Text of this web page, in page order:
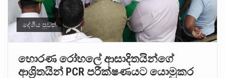
දේශීය පුවත්
හොරණ රෝහලේ ආසාදිතයින්ගේ
ආශ්‍රිතයින් PCR පරීක්ෂණයට යොමුකර